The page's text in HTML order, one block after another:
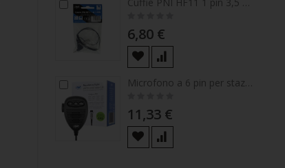
6,80 €
Aggiungi
al
carrello
11,33 €
Aggiungi
al
carrello